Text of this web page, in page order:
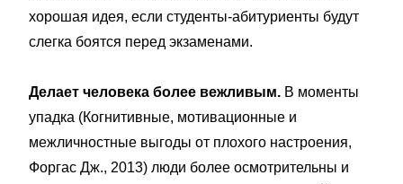
хорошая идея, если студенты-абитуриенты будут
слегка боятся перед экзаменами.
Делает человека более вежливым. В моменты
упадка (Когнитивные, мотивационные и
межличностные выгоды от плохого настроения,
Форгас Дж., 2013) люди более осмотрительны и